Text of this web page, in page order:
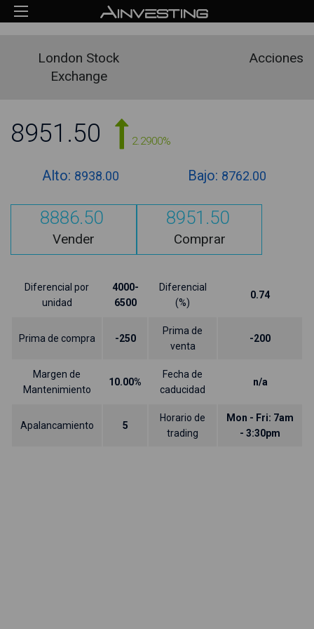
London Stock
Exchange
Acciones
8951.50 2.2900%
Alto: 8938.00 Bajo: 8762.00
8886.50
Vender
8951.50
Comprar
Diferencial por
unidad
4000-
6500
Diferencial
(%)
0.74
Prima de compra -250
Prima de
venta
-200
Margen de
Mantenimiento
10.00%
Fecha de
caducidad
n/a
Apalancamiento 5
Horario de
trading
Mon - Fri: 7am
- 3:30pm